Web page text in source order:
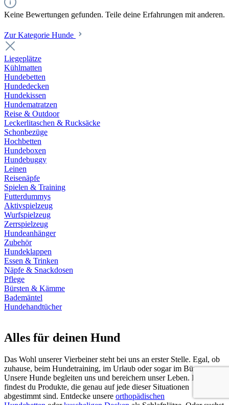
Keine Bewertungen gefunden. Teile deine Erfahrungen mit anderen.
Zur Kategorie Hunde
Liegeplätze
Kühlmatten
Hundebetten
Hundedecken
Hundekissen
Hundematratzen
Reise & Outdoor
Leckerlitaschen & Rucksäcke
Schonbezüge
Hochbetten
Hundeboxen
Hundebuggy
Leinen
Reisenäpfe
Spielen & Training
Futterdummys
Aktivspielzeug
Wurfspielzeug
Zerrspielzeug
Hundeanhänger
Zubehör
Hundeklappen
Essen & Trinken
Näpfe & Snackdosen
Pflege
Bürsten & Kämme
Bademäntel
Hundehandtücher
Alles für deinen Hund
Das Wohl unserer Vierbeiner steht bei uns an erster Stelle. Egal, ob
zuhause, beim Hundetraining, im Urlaub oder sogar im Büro.
Unsere Hunde begleiten uns und bereichern unser Leben. Bei uns
findest du Produkte, die genau auf jede dieser Situationen
abgestimmt sind. Entdecke unsere orthopädischen